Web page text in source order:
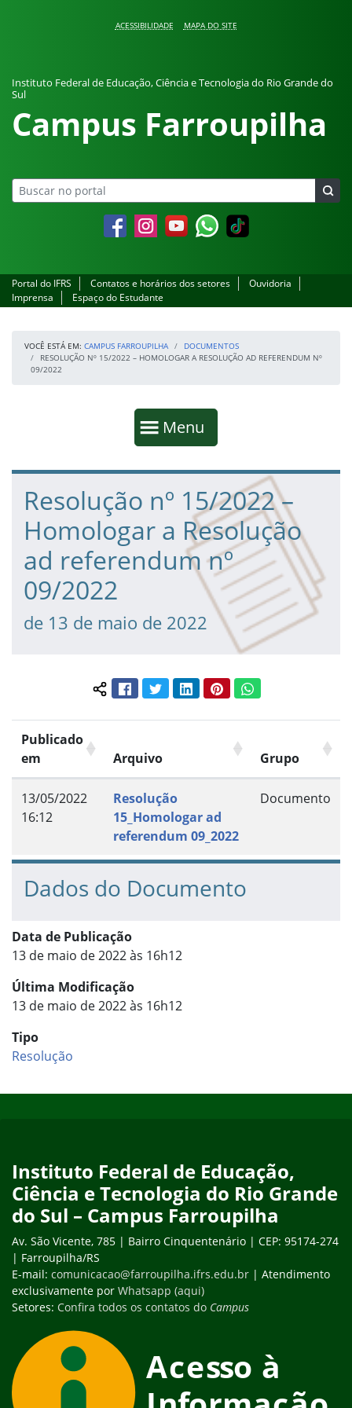
ACESSIBILIDADE MAPA DO SITE
Instituto Federal de Educação, Ciência e Tecnologia do Rio Grande do
Sul
Campus Farroupilha
FacebookInstagramYouTubeWhatsapp
Portal do IFRS Contatos e horários dos setores
Ouvidoria
Imprensa
Espaço do Estudante
VOCÊ ESTÁ EM: CAMPUS FARROUPILHA
DOCUMENTOS
RESOLUÇÃO Nº 15/2022 – HOMOLOGAR A RESOLUÇÃO AD REFERENDUM Nº
09/2022
Mostrar
Menu
Fim da navegação
Início do conteúdo
Resolução nº 15/2022 –
Homologar a Resolução
ad referendum nº
09/2022
de 13 de maio de 2022
Compartilhar conteúdo:
FacebookTwitterLinkedInPinterestWhatsApp
Publicado
em
Arquivo Grupo
13/05/2022
16:12
Resolução
15_Homologar ad
referendum 09_2022
Documento
Dados do Documento
Data de Publicação
13 de maio de 2022 às 16h12
Última Modificação
13 de maio de 2022 às 16h12
Tipo
Resolução
Instituto Federal de Educação,
Ciência e Tecnologia do Rio Grande
do Sul – Campus Farroupilha
Av. São Vicente, 785 | Bairro Cinquentenário | CEP: 95174-274
| Farroupilha/RS
E-mail: comunicacao@farroupilha.ifrs.edu.br | Atendimento
exclusivamente por Whatsapp (aqui)
Setores: Confira todos os contatos do Campus